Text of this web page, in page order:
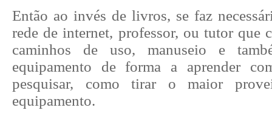
Então ao invés de livros, se faz
rede de internet, professor, ou tutor que
caminhos de uso, manuseio e
equipamento de forma a aprender
pesquisar, como tirar o maior
equipamento.